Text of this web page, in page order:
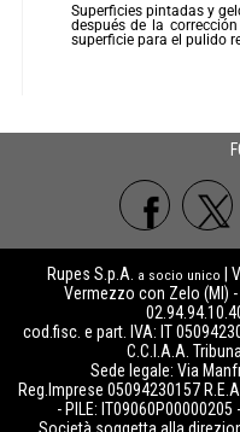
Superficies pintadas y
después de la
superficie para el pulido
Rupes S.p.A. a socio unico
|
Vermezzo con Zelo (MI) -
cod.fisc. e part. IVA: IT
C.C.I.A.A.
Sede legale: Via
Reg.Imprese 05094230157
- PILE: IT09060P00000205 -